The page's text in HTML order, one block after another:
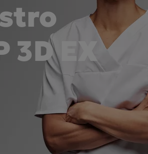
Polska
Россия (Главная)
Middle East
EX